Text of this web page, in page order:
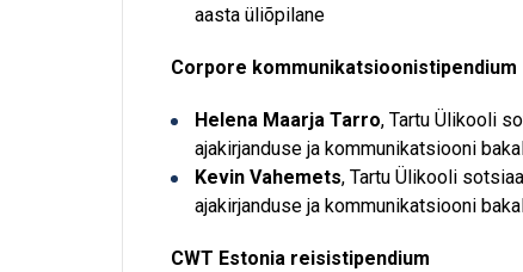
aasta üliõpilane
Corpore kommunikatsioonistipendium
Helena Maarja Tarro, Tartu Ülikooli
ajakirjanduse ja kommunikatsiooni
Kevin Vahemets, Tartu Ülikooli
ajakirjanduse ja kommunikatsiooni
CWT Estonia reisistipendium